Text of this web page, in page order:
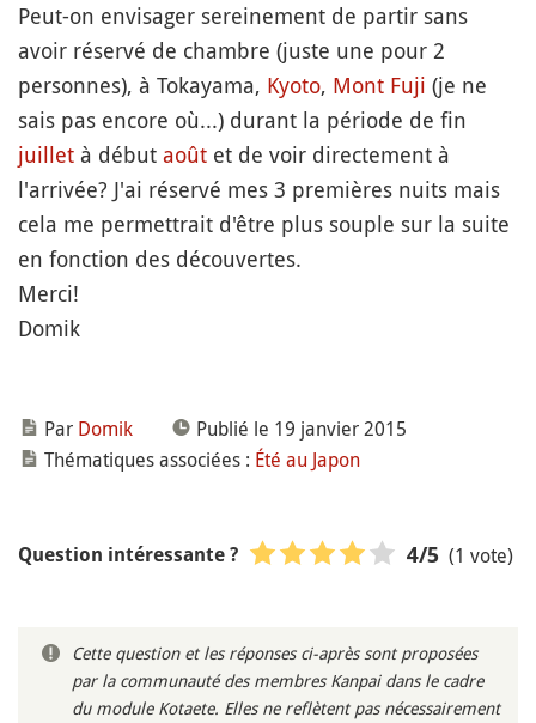
Peut-on envisager sereinement de partir sans
avoir réservé de chambre (juste une pour 2
personnes), à Tokayama, Kyoto, Mont Fuji (je ne
sais pas encore où...) durant la période de fin
juillet à début août et de voir directement à
l'arrivée? J'ai réservé mes 3 premières nuits mais
cela me permettrait d'être plus souple sur la suite
en fonction des découvertes.
Merci!
Domik
Par Domik
Publié le 19 janvier 2015
Thématiques associées : Été au Japon
Question intéressante ? 4/5 (1 vote)
Cette question et les réponses ci-après sont proposées
par la communauté des membres Kanpai dans le cadre
du module Kotaete. Elles ne reflètent pas nécessairement